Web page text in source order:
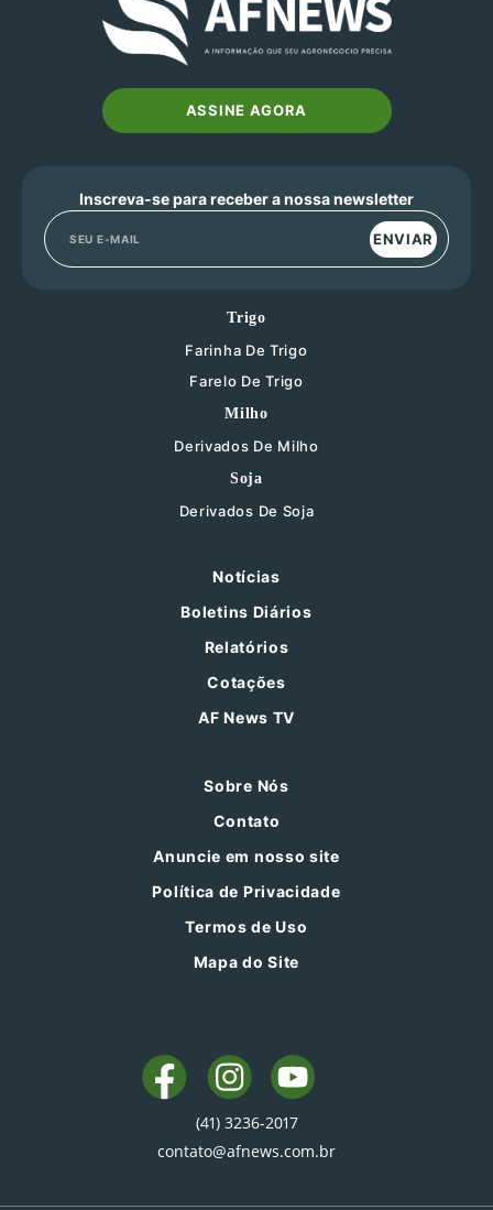
ASSINE AGORA
Inscreva-se para receber a nossa newsletter
ENVIAR
Trigo
Farinha De Trigo
Farelo De Trigo
Milho
Derivados De Milho
Soja
Derivados De Soja
Notícias
Boletins Diários
Relatórios
Cotações
AF News TV
Sobre Nós
Contato
Anuncie em nosso site
Política de Privacidade
Termos de Uso
Mapa do Site
(41) 3236-2017
contato@afnews.com.br